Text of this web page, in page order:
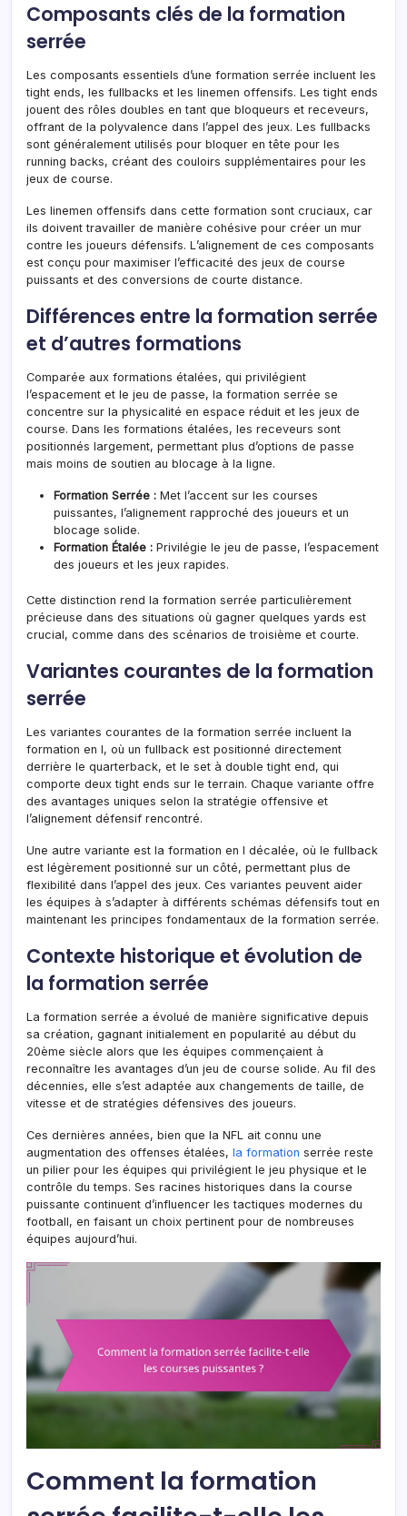
Composants clés de la formation
serrée
Les composants essentiels d’une formation serrée incluent les
tight ends, les fullbacks et les linemen offensifs. Les tight ends
jouent des rôles doubles en tant que bloqueurs et receveurs,
offrant de la polyvalence dans l’appel des jeux. Les fullbacks
sont généralement utilisés pour bloquer en tête pour les
running backs, créant des couloirs supplémentaires pour les
jeux de course.
Les linemen offensifs dans cette formation sont cruciaux, car
ils doivent travailler de manière cohésive pour créer un mur
contre les joueurs défensifs. L’alignement de ces composants
est conçu pour maximiser l’efficacité des jeux de course
puissants et des conversions de courte distance.
Différences entre la formation serrée
et d’autres formations
Comparée aux formations étalées, qui privilégient
l’espacement et le jeu de passe, la formation serrée se
concentre sur la physicalité en espace réduit et les jeux de
course. Dans les formations étalées, les receveurs sont
positionnés largement, permettant plus d’options de passe
mais moins de soutien au blocage à la ligne.
Formation Serrée : Met l’accent sur les courses
puissantes, l’alignement rapproché des joueurs et un
blocage solide.
Formation Étalée : Privilégie le jeu de passe, l’espacement
des joueurs et les jeux rapides.
Cette distinction rend la formation serrée particulièrement
précieuse dans des situations où gagner quelques yards est
crucial, comme dans des scénarios de troisième et courte.
Variantes courantes de la formation
serrée
Les variantes courantes de la formation serrée incluent la
formation en I, où un fullback est positionné directement
derrière le quarterback, et le set à double tight end, qui
comporte deux tight ends sur le terrain. Chaque variante offre
des avantages uniques selon la stratégie offensive et
l’alignement défensif rencontré.
Une autre variante est la formation en I décalée, où le fullback
est légèrement positionné sur un côté, permettant plus de
flexibilité dans l’appel des jeux. Ces variantes peuvent aider
les équipes à s’adapter à différents schémas défensifs tout en
maintenant les principes fondamentaux de la formation serrée.
Contexte historique et évolution de
la formation serrée
La formation serrée a évolué de manière significative depuis
sa création, gagnant initialement en popularité au début du
20ème siècle alors que les équipes commençaient à
reconnaître les avantages d’un jeu de course solide. Au fil des
décennies, elle s’est adaptée aux changements de taille, de
vitesse et de stratégies défensives des joueurs.
Ces dernières années, bien que la NFL ait connu une
augmentation des offenses étalées, la formation serrée reste
un pilier pour les équipes qui privilégient le jeu physique et le
contrôle du temps. Ses racines historiques dans la course
puissante continuent d’influencer les tactiques modernes du
football, en faisant un choix pertinent pour de nombreuses
équipes aujourd’hui.
Comment la formation